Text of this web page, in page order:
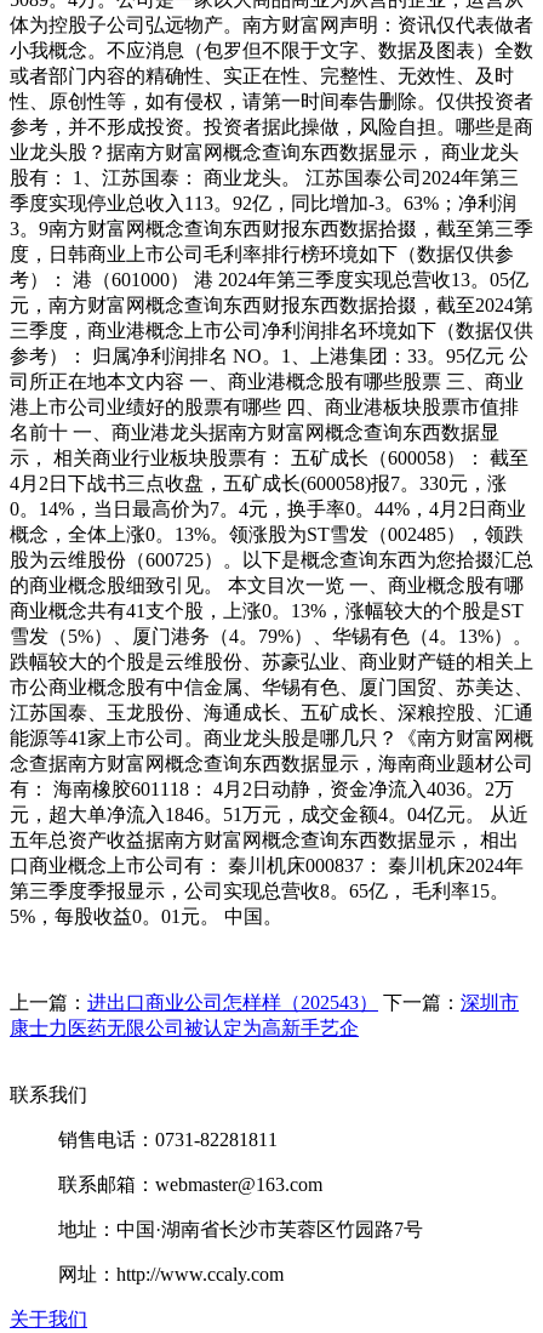
体为控股子公司弘远物产。南方财富网声明：资讯仅代表做者
小我概念。不应消息（包罗但不限于文字、数据及图表）全数
或者部门内容的精确性、实正在性、完整性、无效性、及时
性、原创性等，如有侵权，请第一时间奉告删除。仅供投资者
参考，并不形成投资。投资者据此操做，风险自担。哪些是商
业龙头股？据南方财富网概念查询东西数据显示， 商业龙头
股有： 1、江苏国泰： 商业龙头。 江苏国泰公司2024年第三
季度实现停业总收入113。92亿，同比增加-3。63%；净利润
3。9南方财富网概念查询东西财报东西数据拾掇，截至第三季
度，日韩商业上市公司毛利率排行榜环境如下（数据仅供参
考）： 港（601000） 港 2024年第三季度实现总营收13。05亿
元，南方财富网概念查询东西财报东西数据拾掇，截至2024第
三季度，商业港概念上市公司净利润排名环境如下（数据仅供
参考）： 归属净利润排名 NO。1、上港集团：33。95亿元 公
司所正在地本文内容 一、商业港概念股有哪些股票 三、商业
港上市公司业绩好的股票有哪些 四、商业港板块股票市值排
名前十 一、商业港龙头据南方财富网概念查询东西数据显
示， 相关商业行业板块股票有： 五矿成长（600058）： 截至
4月2日下战书三点收盘，五矿成长(600058)报7。330元，涨
0。14%，当日最高价为7。4元，换手率0。44%，4月2日商业
概念，全体上涨0。13%。领涨股为ST雪发（002485），领跌
股为云维股份（600725）。以下是概念查询东西为您拾掇汇总
的商业概念股细致引见。 本文目次一览 一、商业概念股有哪
商业概念共有41支个股，上涨0。13%，涨幅较大的个股是ST
雪发（5%）、厦门港务（4。79%）、华锡有色（4。13%）。
跌幅较大的个股是云维股份、苏豪弘业、商业财产链的相关上
市公商业概念股有中信金属、华锡有色、厦门国贸、苏美达、
江苏国泰、玉龙股份、海通成长、五矿成长、深粮控股、汇通
能源等41家上市公司。商业龙头股是哪几只？《南方财富网概
念查据南方财富网概念查询东西数据显示，海南商业题材公司
有： 海南橡胶601118： 4月2日动静，资金净流入4036。2万
元，超大单净流入1846。51万元，成交金额4。04亿元。 从近
五年总资产收益据南方财富网概念查询东西数据显示， 相出
口商业概念上市公司有： 秦川机床000837： 秦川机床2024年
第三季度季报显示，公司实现总营收8。65亿， 毛利率15。
5%，每股收益0。01元。 中国。
上一篇： 进出口商业公司怎样样（202543） 下一篇： 深圳市
康士力医药无限公司被认定为高新手艺企
联系我们
销售电话：0731-82281811
联系邮箱：webmaster@163.com
地址：中国·湖南省长沙市芙蓉区竹园路7号
网址：http://www.ccaly.com
关于我们